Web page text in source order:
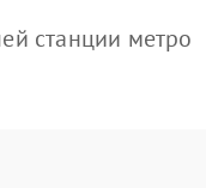
станции метро